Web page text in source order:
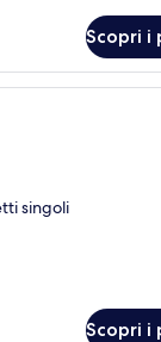
Scopri i
singoli
Scopri i